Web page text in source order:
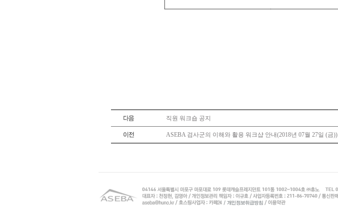
직원 워크숍 공지
ASEBA 검사군의 이해와 활용 워크샵 안내(2018년 07월 27일 (금))